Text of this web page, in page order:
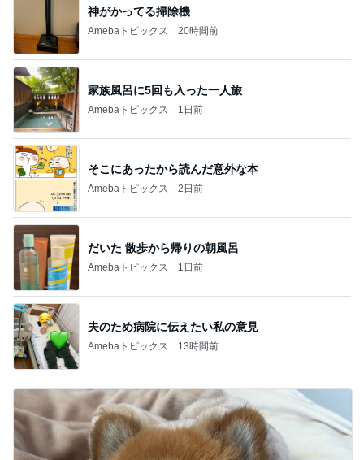
神がかってる掃除機
Amebaトピックス 20時間前
家族風呂に5回も入った一人旅
Amebaトピックス 1日前
そこにあったから読んだ意外な本
Amebaトピックス 2日前
だいた 散歩から帰りの朝風呂
Amebaトピックス 1日前
夫のため病院に伝えたい私の意見
Amebaトピックス 13時間前